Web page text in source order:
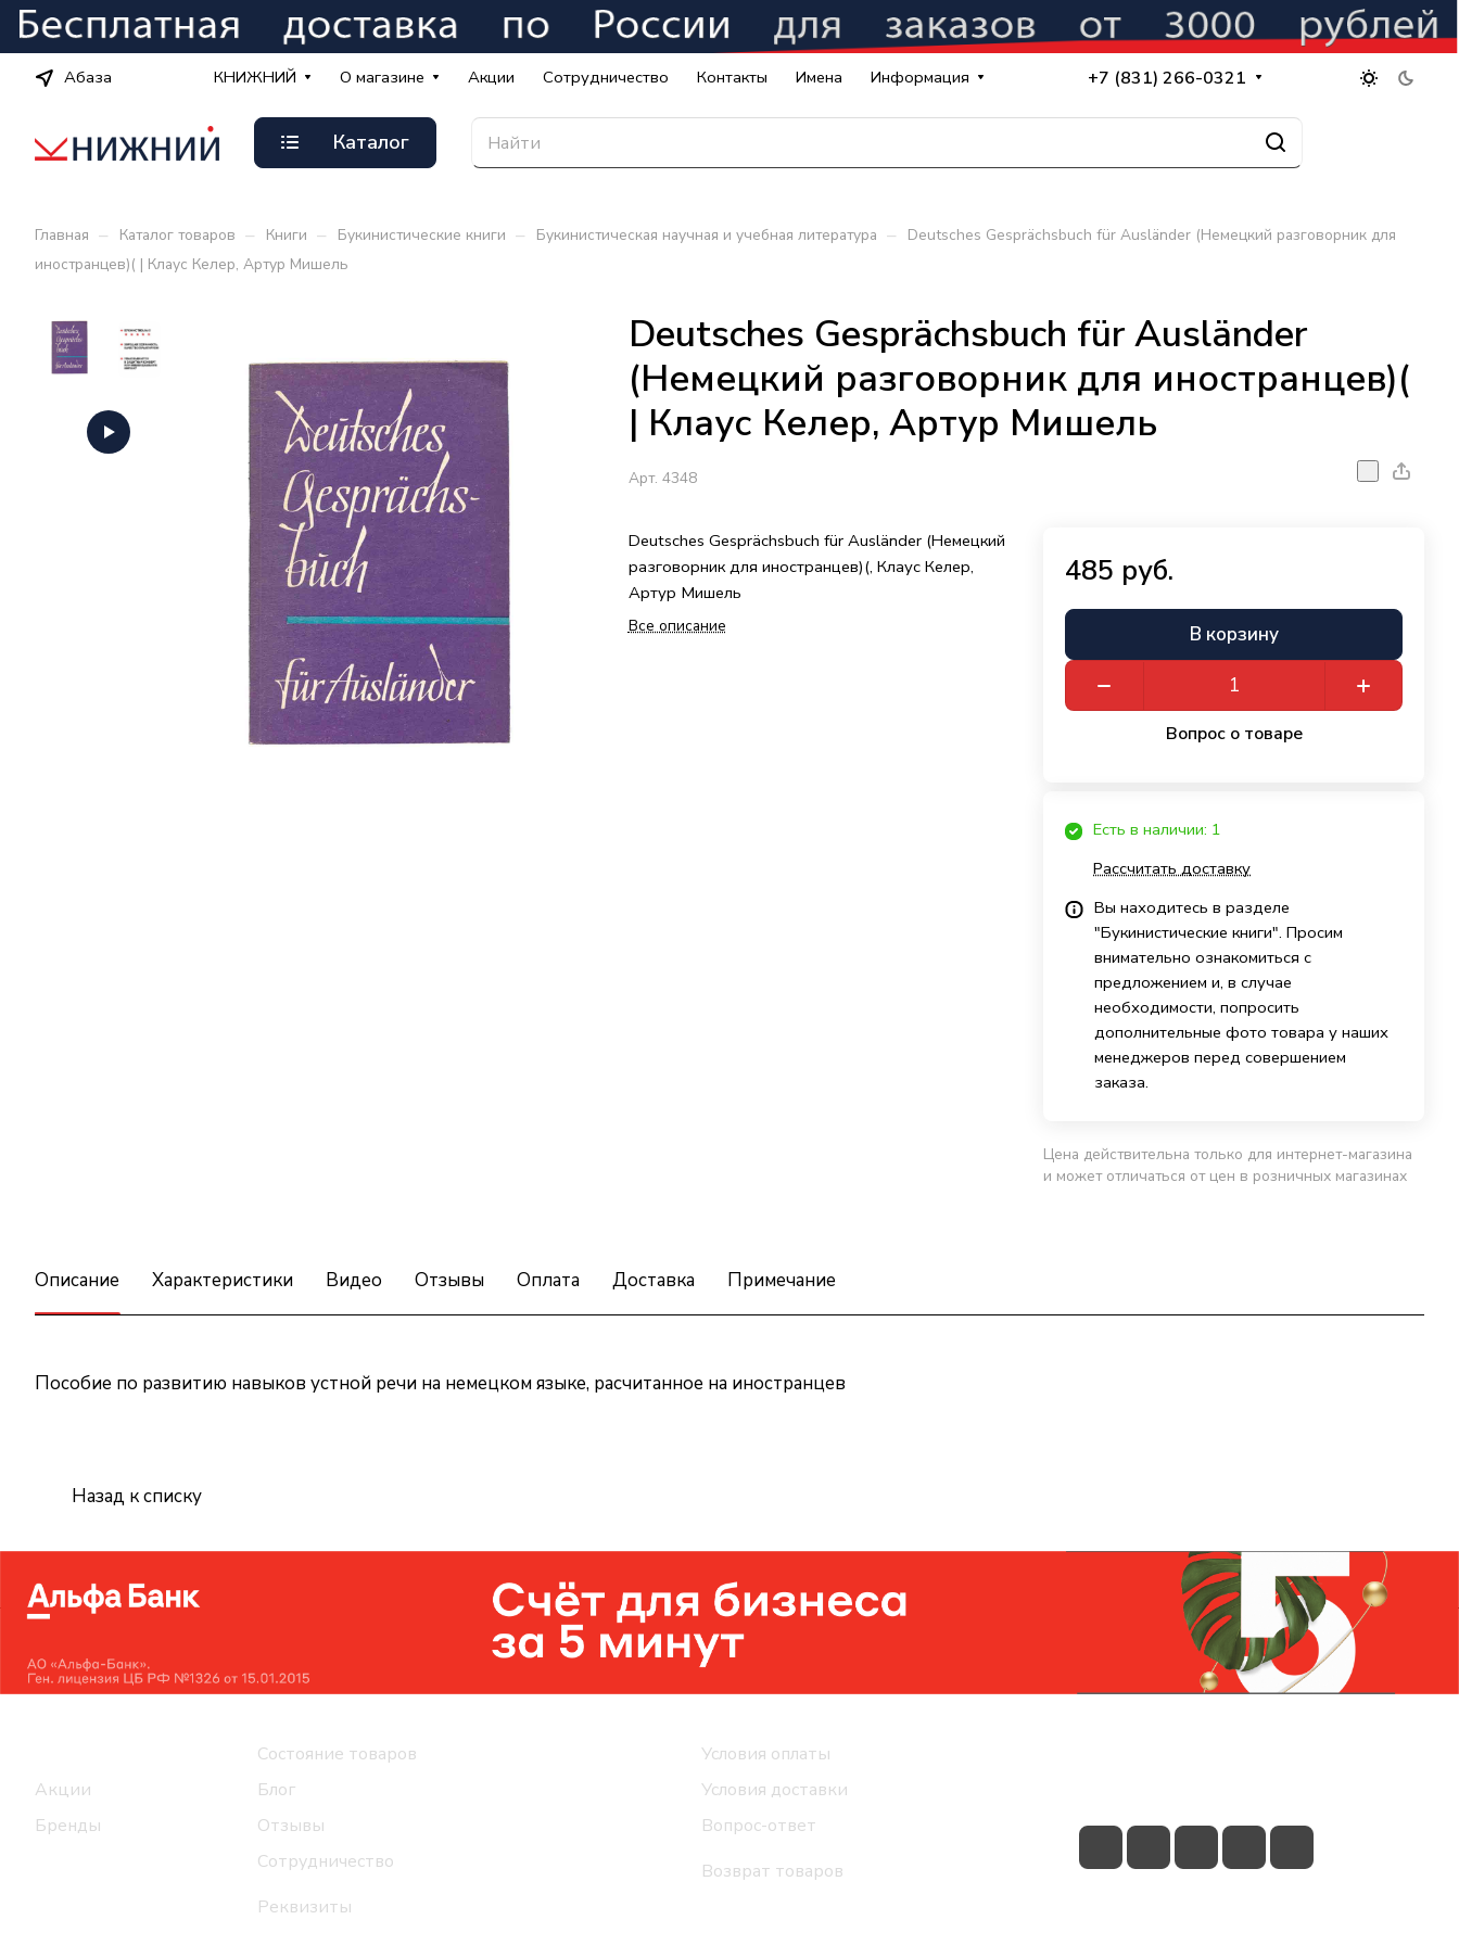
Абаза КНИЖНИЙ О магазине Акции Сотрудничество Контакты Имена Информация +7 (831) 266-0321
Каталог
Главная – Каталог товаров – Книги – Букинистические книги – Букинистическая научная и учебная литература –
Deutsches Gesprächsbuch für Ausländer (Немецкий разговорник для
иностранцев)( | Клаус Келер, Артур Мишель
Deutsches Gesprächsbuch für Ausländer
(Немецкий разговорник для иностранцев)(
| Клаус Келер, Артур Мишель
Арт. 4348
Deutsches Gesprächsbuch für Ausländer (Немецкий
разговорник для иностранцев)(, Клаус Келер,
Артур Мишель
Все описание
485 руб.
В корзину
Вопрос о товаре
Есть в наличии: 1
Рассчитать доставку
Вы находитесь в разделе
"Букинистические книги". Просим
внимательно ознакомиться с
предложением и, в случае
необходимости, попросить
дополнительные фото товара у наших
менеджеров перед совершением
заказа.
Цена действительна только для интернет-магазина
и может отличаться от цен в розничных магазинах
Описание Характеристики Видео Отзывы Оплата Доставка Примечание
Пособие по развитию навыков устной речи на немецком языке, расчитанное на иностранцев
Назад к списку
Акции
Бренды
Состояние товаров
Блог
Отзывы
Сотрудничество
Реквизиты
Условия оплаты
Условия доставки
Вопрос-ответ
Возврат товаров